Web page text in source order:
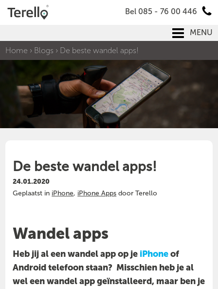
Bel 085 - 76 00 446
MENU
Home › Blogs › De beste wandel apps!
De beste wandel apps!
24.01.2020
Geplaatst in iPhone, iPhone Apps door Terello
Wandel apps
Heb jij al een wandel app op je iPhoneof
Android telefoon staan? Misschien heb je al
wel een wandel app geïnstalleerd, maar ben je